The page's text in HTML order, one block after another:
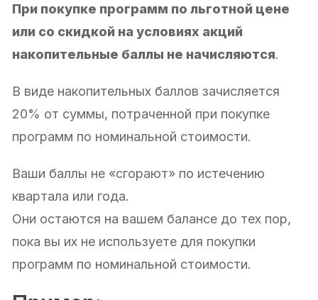
При покупке программ по льготной цене
или со скидкой на условиях акций
накопительные баллы не начисляются.
В виде накопительных баллов зачисляется
20% от суммы, потраченной при покупке
программ по номинальной стоимости.
Ваши баллы не «сгорают» по истечению
квартала или года.
Они остаются на вашем балансе до тех пор,
пока вы их не используете для покупки
программ по номинальной стоимости.